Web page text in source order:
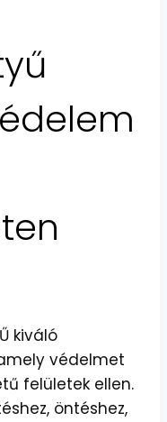
kiváló
védelmet
felületek ellen.
öntéshez,